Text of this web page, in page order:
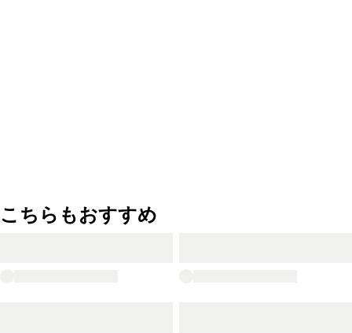
こちらもおすすめ